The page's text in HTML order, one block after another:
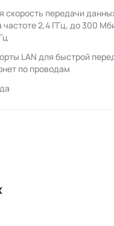
скорость передачи
2,4 ГГц, до 300
LAN для быстрой
по проводам